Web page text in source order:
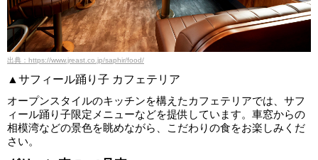
出典：https://www.jreast.co.jp/saphir/food/
▲サフィール踊り子 カフェテリア
オープンスタイルのキッチンを構えたカフェテリアでは、サフ
ィール踊り子限定メニューなどを提供しています。車窓からの
相模湾などの景色を眺めながら、こだわりの食をお楽しみくだ
さい。